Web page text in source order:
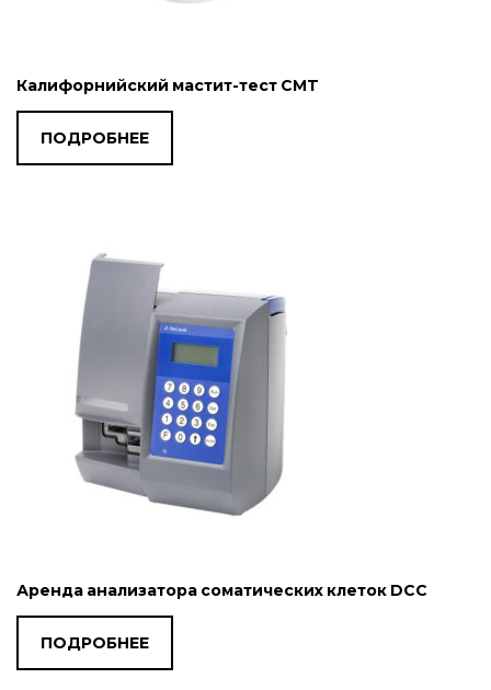
Калифорнийский мастит-тест CMT
ПОДРОБНЕЕ
Аренда анализатора соматических клеток DCC
ПОДРОБНЕЕ